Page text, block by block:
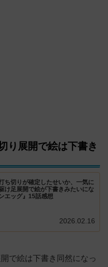
り展開で絵は下書き
ち切りが確定したせいか、一気に
け足展開で絵が下書きみたいにな
エッグ』15話感想
2026.02.16
で絵は下書き同然になっ